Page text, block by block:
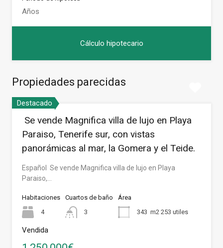
Propiedades parecidas
Destacado
Se vende Magnifica villa de lujo en Playa
Paraiso, Tenerife sur, con vistas
panorámicas al mar, la Gomera y el Teide.
Español Se vende Magnifica villa de lujo en Playa
Paraiso,…
Habitaciones
4
Cuartos de baño
3
Área
343 m2 253 utiles
Vendida